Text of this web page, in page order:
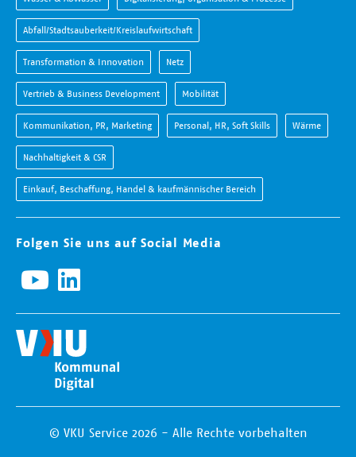
Abfall/Stadtsauberkeit/Kreislaufwirtschaft
Transformation & Innovation Netz
Vertrieb & Business Development Mobilität
Kommunikation, PR, Marketing Personal, HR, Soft Skills Wärme
Nachhaltigkeit & CSR
Einkauf, Beschaffung, Handel & kaufmännischer Bereich
Folgen Sie uns auf Social Media
© VKU Service 2026 - Alle Rechte vorbehalten